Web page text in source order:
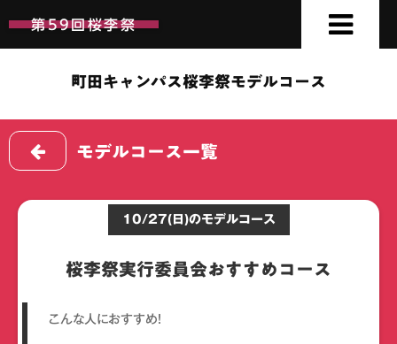
第59回桜李祭
第59回桜李祭
町田キャンパス桜李祭モデルコース
モデルコース一覧
10/27(日)のモデルコース
桜李祭実行委員会おすすめコース
こんな人におすすめ！